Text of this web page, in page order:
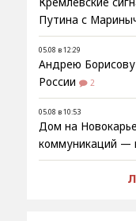
Путина с
05.08 в 12:29
Андрею Борисову
России
2
05.08 в 10:53
Дом на
коммуникаций —